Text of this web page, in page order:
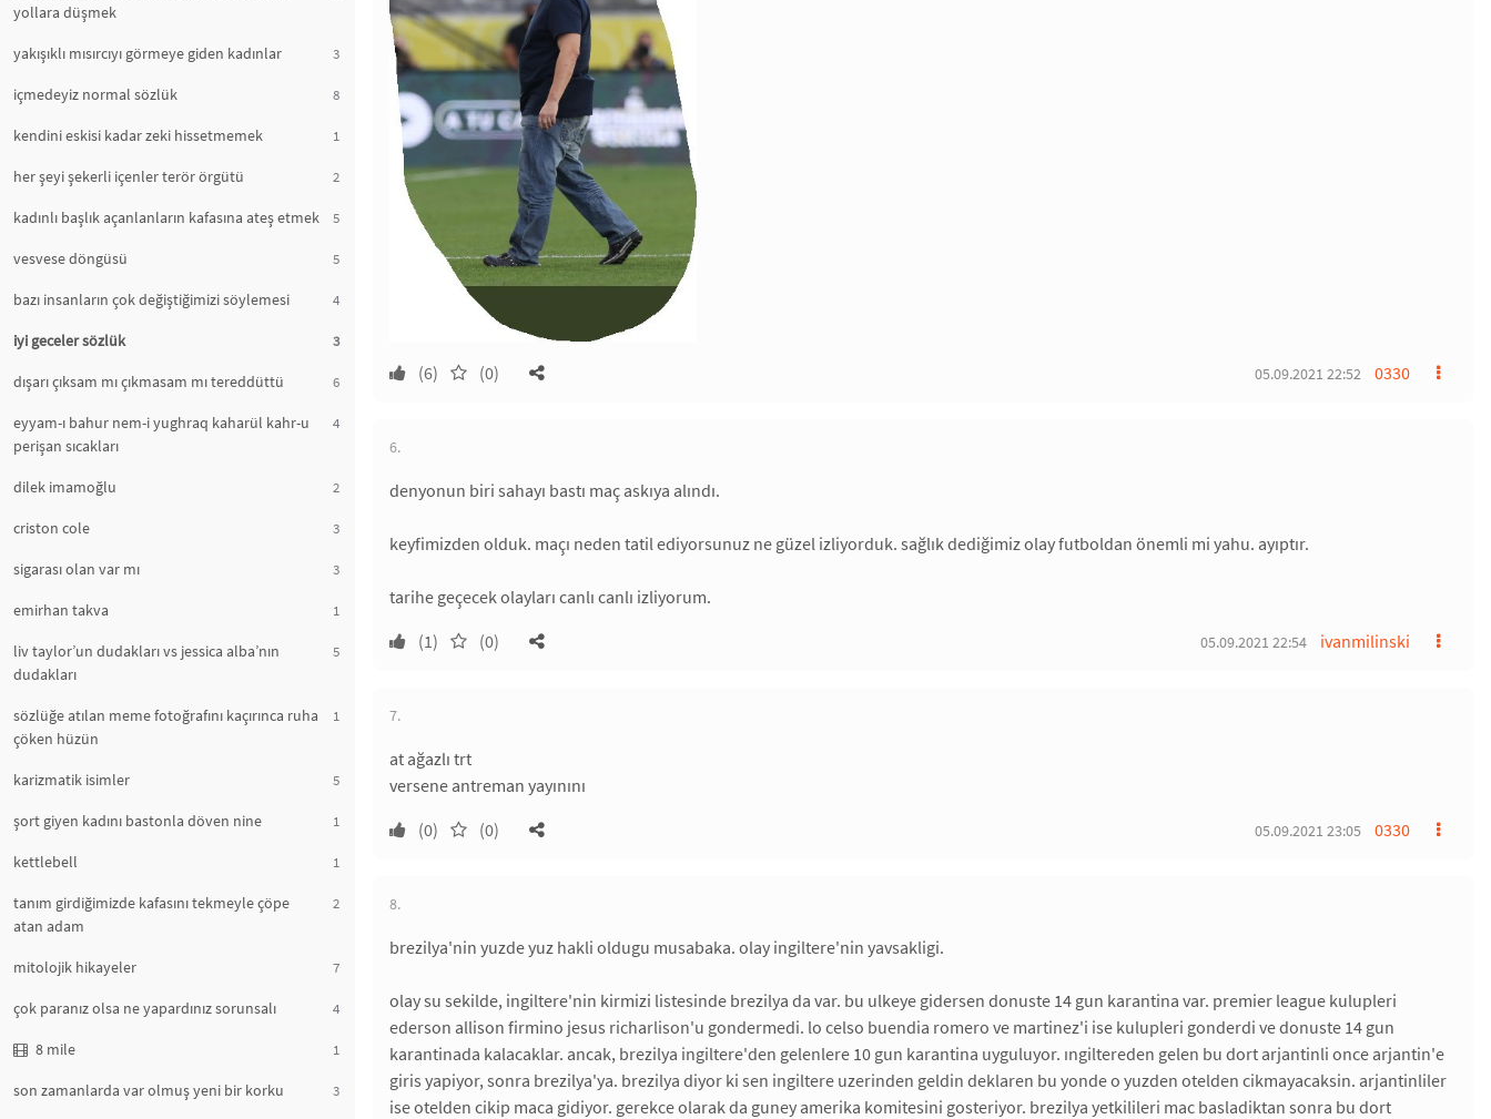
yollara düşmek
yakışıklı mısırcıyı görmeye giden kadınlar 3
içmedeyiz normal sözlük 8
kendini eskisi kadar zeki hissetmemek 1
her şeyi şekerli içenler terör örgütü 2
kadınlı başlık açanlanların kafasına ateş etmek 5
vesvese döngüsü 5
bazı insanların çok değiştiğimizi söylemesi 4
iyi geceler sözlük 3
dışarı çıksam mı çıkmasam mı tereddüttü 6
eyyam-ı bahur nem-i yughraq kaharül kahr-u
perişan sıcakları
4
dilek imamoğlu 2
criston cole 3
sigarası olan var mı 3
emirhan takva 1
liv taylor’un dudakları vs jessica alba’nın
dudakları
5
sözlüğe atılan meme fotoğrafını kaçırınca ruha
çöken hüzün
1
karizmatik isimler 5
şort giyen kadını bastonla döven nine 1
kettlebell 1
tanım girdiğimizde kafasını tekmeyle çöpe
atan adam
2
mitolojik hikayeler 7
çok paranız olsa ne yapardınız sorunsalı 4
8 mile 1
son zamanlarda var olmuş yeni bir korku 3
(6) (0) 0330
05.09.2021 22:52
6.
denyonun biri sahayı bastı maç askıya alındı.
keyfimizden olduk. maçı neden tatil ediyorsunuz ne güzel izliyorduk. sağlık dediğimiz olay futboldan önemli mi yahu. ayıptır.
tarihe geçecek olayları canlı canlı izliyorum.
(1)
(0) ivanmilinski
05.09.2021 22:54
7.
at ağazlı trt
versene antreman yayınını
(0)
(0) 0330
05.09.2021 23:05
8.
brezilya'nin yuzde yuz hakli oldugu musabaka. olay ingiltere'nin yavsakligi.
olay su sekilde, ingiltere'nin kirmizi listesinde brezilya da var. bu ulkeye gidersen donuste 14 gun karantina var. premier league kulupleri
ederson allison firmino jesus richarlison'u gondermedi. lo celso buendia romero ve martinez'i ise kulupleri gonderdi ve donuste 14 gun
karantinada kalacaklar. ancak, brezilya ingiltere'den gelenlere 10 gun karantina uyguluyor. ıngiltereden gelen bu dort arjantinli once arjantin'e
giris yapiyor, sonra brezilya'ya. brezilya diyor ki sen ingiltere uzerinden geldin deklaren bu yonde o yuzden otelden cikmayacaksin. arjantinliler
ise otelden cikip maca gidiyor. gerekce olarak da guney amerika komitesini gosteriyor. brezilya yetkilileri mac basladiktan sonra bu dort